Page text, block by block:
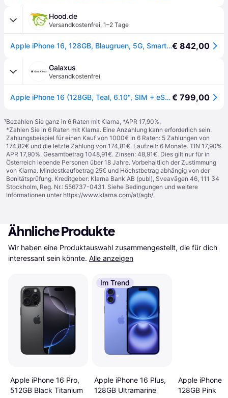
Hood.de
Versandkostenfrei, 1–2 Tage
Apple iPhone 16, 128GB, Blaugruen, 5G, Smartphone NEU OVP, Differenzbesteuert€ 842,00
Galaxus
Versandkostenfrei
Apple iPhone 16 (128GB, Teal, 6.10", SIM + eSIM, 5G), Smartphone, Grün€ 799,00
¹Bezahlen Sie ganz in 6 Raten mit Klarna, *APR 17,90%.
*Zahlen Sie in 6 Raten mit Klarna. Eine Anzahlung kann erforderlich sein.
Zahlungsbeispiel für einen Kauf von 1000€ in 6 Raten: 5 Zahlungen von
174,82€ und die letzte Zahlung von 174,81€. Laufzeit: 6 Monate. TIN 17,90%
APR 17,90%. Gesamtbetrag 1048,91€. Zinsen: 48,91€. Dies gilt nur für in
Österreich lebende Personen über 18 Jahre. Vorbehaltlich der Zustimmung
von Klarna. Mindestkaufbetrag 25€ und Höchstbetrag abhängig von der
Bonitätsprüfung. Kreditgeber: Klarna Bank AB (publ), Sveavägen 46, 111 34
Stockholm, Reg. Nr.: 556737-0431. Siehe Bedingungen und weitere
Informationen unter https://www.klarna.com/at/agb/.
Ähnliche Produkte
Wir haben eine Produktauswahl zusammengestellt, die für dich
interessant sein könnte. Alle anzeigen
Apple iPhone 16 Pro,
512GB Black Titanium
Im Trend
Apple iPhone 16 Plus,
128GB Ultramarine
Apple iPhone
128GB Pink